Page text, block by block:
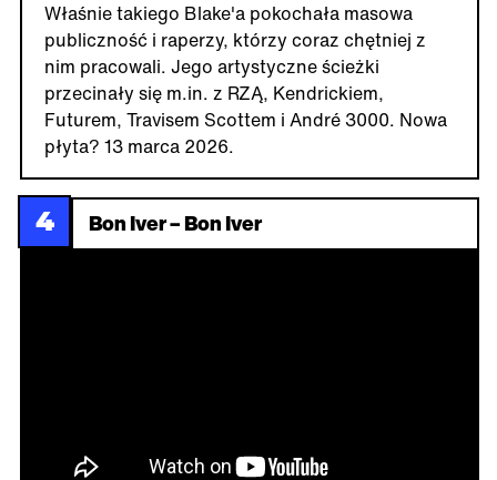
Właśnie takiego Blake'a pokochała masowa
publiczność i raperzy, którzy coraz chętniej z
nim pracowali. Jego artystyczne ścieżki
przecinały się m.in. z RZĄ, Kendrickiem,
Futurem, Travisem Scottem i André 3000. Nowa
płyta? 13 marca 2026.
4 Bon Iver – Bon Iver